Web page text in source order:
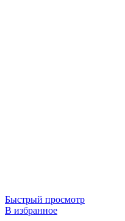
Быстрый просмотр
В избранное